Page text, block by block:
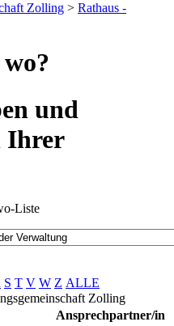
Zolling > Rathaus -
und
Ihrer
Liste
S T V W Z ALLE
Zolling
Ansprechpartner/in